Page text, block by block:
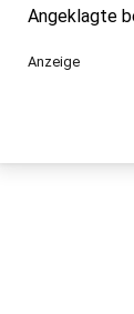
Angeklagte
Anzeige